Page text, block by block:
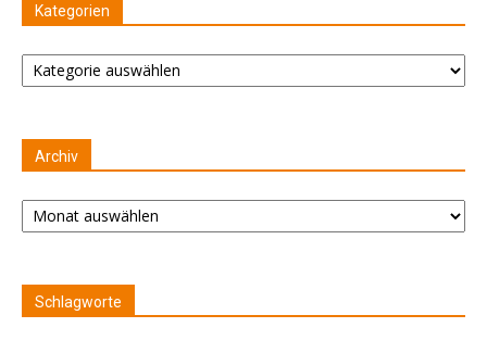
Kategorien
Kategorien
Archiv
Archiv
Schlagworte